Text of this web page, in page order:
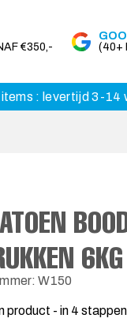
€350,-
(40+
: levertijd 3-14
W150
product - in 4 stappen